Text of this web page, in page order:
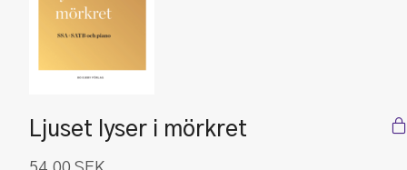
Ljuset lyser i mörkret